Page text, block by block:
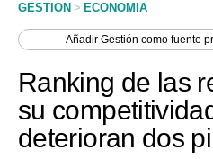
Perú
Política
GESTION > ECONOMIA
AñadirGestión como fuente
Ranking de las
su
deterioran dos